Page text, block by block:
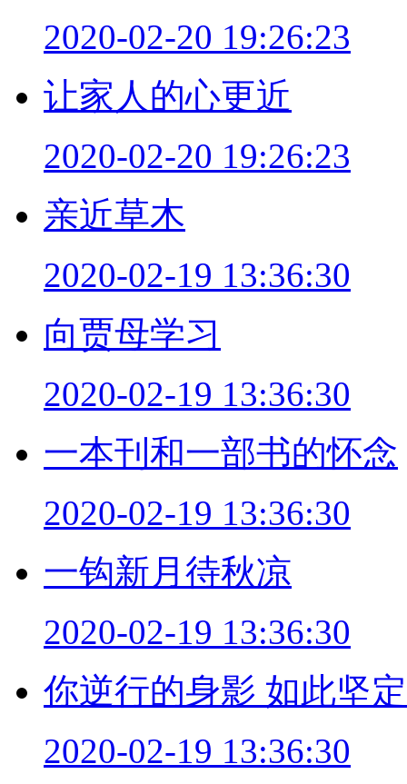
2020-02-20 19:26:23
让家人的心更近
2020-02-20 19:26:23
亲近草木
2020-02-19 13:36:30
向贾母学习
2020-02-19 13:36:30
一本刊和一部书的怀念
2020-02-19 13:36:30
一钩新月待秋凉
2020-02-19 13:36:30
你逆行的身影 如此坚定
2020-02-19 13:36:30